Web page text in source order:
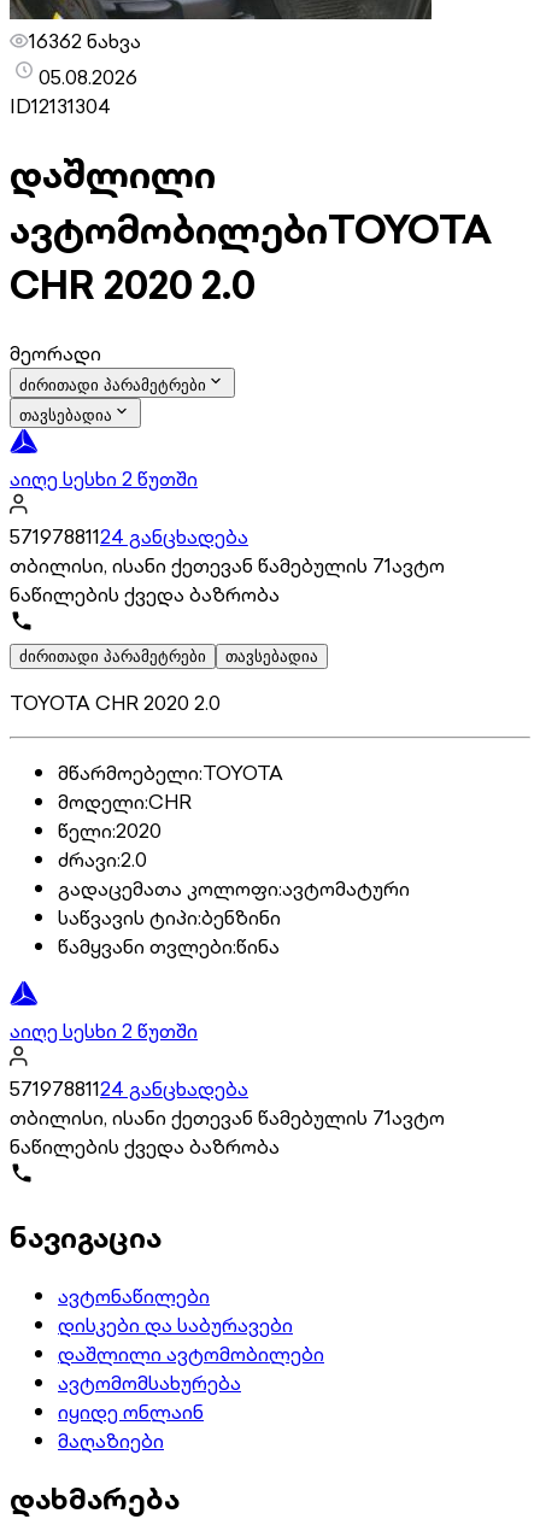
16362 ნახვა
05.08.2026
ID12131304
დაშლილი
ავტომობილებიTOYOTA
CHR 2020 2.0
მეორადი
ძირითადი პარამეტრები
თავსებადია
აიღე სესხი 2 წუთში
57197881124 განცხადება
თბილისი, ისანი ქეთევან წამებულის 71ავტო
ნაწილების ქვედა ბაზრობა
ძირითადი პარამეტრები თავსებადია
TOYOTA CHR 2020 2.0
მწარმოებელი:TOYOTA
მოდელი:CHR
წელი:2020
ძრავი:2.0
გადაცემათა კოლოფი:ავტომატური
საწვავის ტიპი:ბენზინი
წამყვანი თვლები:წინა
აიღე სესხი 2 წუთში
57197881124 განცხადება
თბილისი, ისანი ქეთევან წამებულის 71ავტო
ნაწილების ქვედა ბაზრობა
ნავიგაცია
ავტონაწილები
დისკები და საბურავები
დაშლილი ავტომობილები
ავტომომსახურება
იყიდე ონლაინ
მაღაზიები
დახმარება